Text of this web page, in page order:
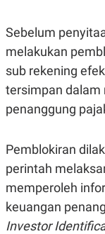
JARINGAN
K
O
T
A
N
A
E
M
Y
P
R
S
S
R
E
S
E
.
I
Sebelum
melakukan
sub rekening
tersimpan dalam
penanggung
Pemblokiran
perintah
memperoleh
keuangan
Investor